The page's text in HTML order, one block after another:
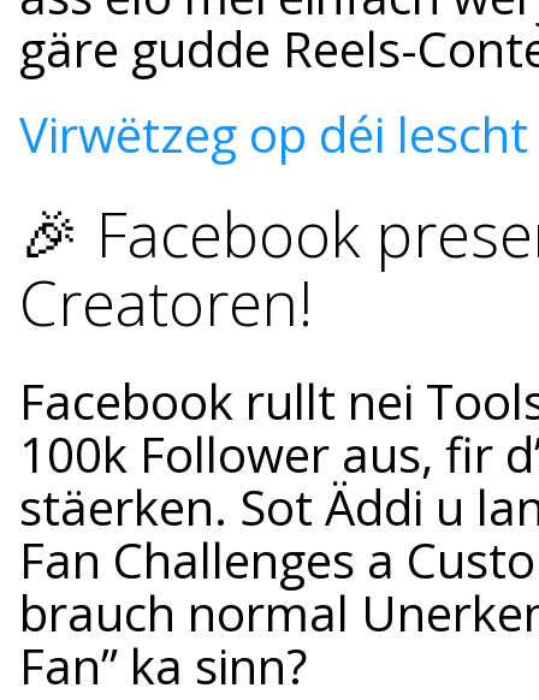
gäre gudde Reels-
Virwëtzeg op déi
🎉 Facebook
Creatoren!
Facebook rullt nei
100k Follower aus, fir
stäerken. Sot Äddi u
Fan Challenges a
brauch normal
Fan” ka sinn?